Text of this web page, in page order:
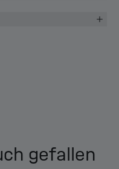
gefallen